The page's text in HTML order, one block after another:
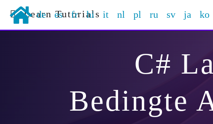
Learn Tutorials
de es fr hi it nl pl ru sv ja ko
C#
Bedingte